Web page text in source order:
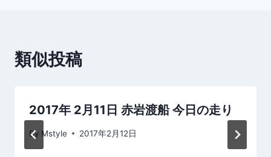
ー
ョ
ン
類似投稿
2017年 2月11日 赤岩渡船 今日の走り
By Mstyle 2017年2月12日